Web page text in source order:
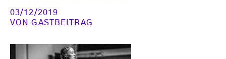
03/12/2019
VONGASTBEITRAG